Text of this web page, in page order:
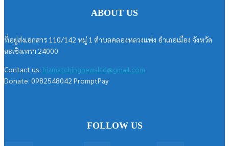
ABOUT US
ที่อยู่ส่งเอกสาร 110/142 หมู่ 1 ตำบลคลองหลวงแพ่ง อำเภอเมือง จังหวัด
ฉะเชิงเทรา 24000
Contact us: bizmatchingnewsltd@gmail.com
Donate: 0982548042 PromptPay
FOLLOW US